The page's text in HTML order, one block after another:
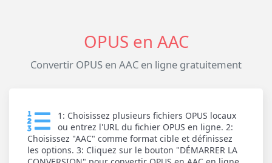
OPUS en AAC
Convertir OPUS en AAC en ligne gratuitement
1: Choisissez plusieurs fichiers OPUS locaux
ou entrez l'URL du fichier OPUS en ligne. 2:
Choisissez "AAC" comme format cible et définissez
les options. 3: Cliquez sur le bouton "DÉMARRER LA